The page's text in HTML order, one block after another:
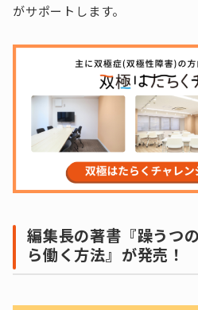
がサポートします。
編集長の著書『躁うつ
ら働く方法』が発売！